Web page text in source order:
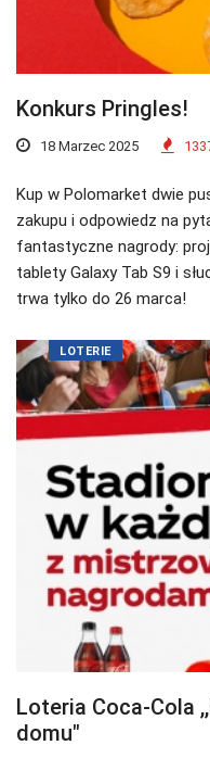
Konkurs Pringles!
18 Marzec 2025
Kup w Polomarket dwie
zakupu i odpowiedz na
fantastyczne nagrody:
tablety Galaxy Tab S9 i
trwa tylko do 26 marca!
LOTERIE
Loteria Coca-Cola
domu"